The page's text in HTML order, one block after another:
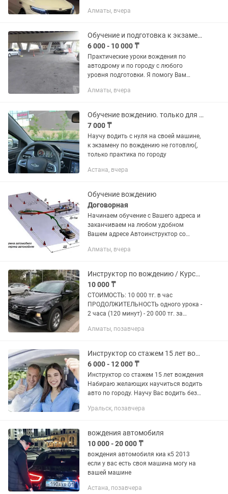
научит вас всем необходимым
ПРАКТИЧЕСКИМ...
Алматы, вчера
Обучение и подготовка к экзаменам. Инструктор по вождению. Автоинструктор
6 000 - 10 000 ₸
Практические уроки вождения по
автодрому и по городу с любого
уровня подготовки. Я помогу Вам
автошколы или получения
справиться с...
Алматы, вчера
Обучение вождению. только для женского пола рус/каз Kaspi Red рассрочка
7 000 ₸
Научу водить с нуля на своей машине,
к экзамену по вождению не готовлю(,
только практика по городу
Астана, вчера
Обучение вождению
Договорная
Начинаем обучение с Вашего адреса и
заканчиваем на любом удобном
Вашем адресе Автоинструктор со
навыки вождения Обучаю вождению с
класса...
Алматы, вчера
Инструктор по вождению / Курсы вождения / АвтоИнструктор
10 000 ₸
СТОИМОСТЬ: 10 000 тг. в час
ПРОДОЛЖИТЕЛЬНОСТЬ одного урока -
2 часа (120 минут) - 20 000 тг. за
- Hyundai Tucson, 2023 года на
Алматы, позавчера
Инструктор со стажем 15 лет вождения.
6 000 - 12 000 ₸
Инструктор со стажем 15 лет вождения
Набираю желающих научиться водить
авто по городу. Научу Вас водить без
перестраиваться и парковаться.
Уральск, позавчера
вождения автомобиля
10 000 - 20 000 ₸
вождения автомобиля киа к5 2013
если у вас есть своя машина могу на
вашей машине
Астана, позавчера